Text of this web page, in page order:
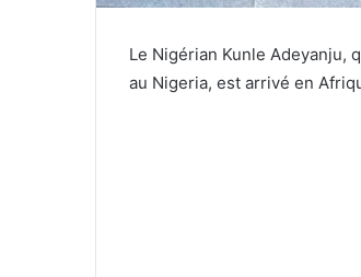
Le Nigérian Kunle Adeyanju,
au Nigeria, est arrivé en